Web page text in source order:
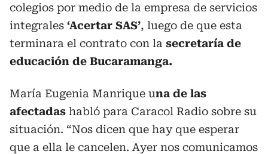
colegios por medio de la empresa de servicios
integrales ‘Acertar SAS’, luego de que esta
terminara el contrato con la secretaría de
educación de Bucaramanga.
María Eugenia Manrique una de las
afectadas habló para Caracol Radio sobre su
situación. “Nos dicen que hay que esperar
que a ella le cancelen. Ayer nos comunicamos